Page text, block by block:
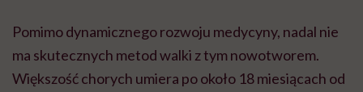
Pomimo dynamicznego rozwoju medycyny, nadal nie
ma skutecznych metod walki z tym nowotworem.
Większość chorych umiera po około 18 miesiącach od